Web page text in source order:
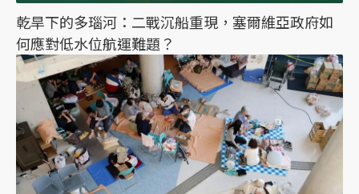
乾旱下的多瑙河：二戰沉船重現，塞爾維亞政府如
何應對低水位航運難題？